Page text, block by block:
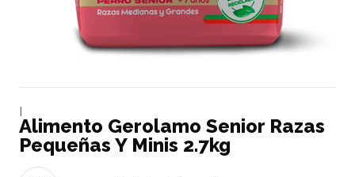
Alimento Gerolamo Senior Razas
Pequeñas Y Minis 2.7kg